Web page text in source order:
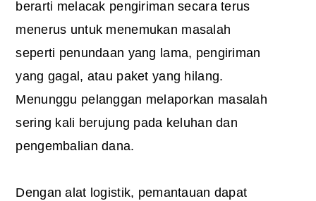
berarti melacak pengiriman secara terus
menerus untuk menemukan masalah
seperti penundaan yang lama, pengiriman
yang gagal, atau paket yang hilang.
Menunggu pelanggan melaporkan masalah
sering kali berujung pada keluhan dan
pengembalian dana.
Dengan alat logistik, pemantauan dapat